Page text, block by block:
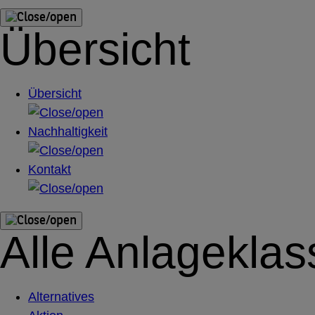
Übersicht
Übersicht
Nachhaltigkeit
Kontakt
Alle
Alternatives